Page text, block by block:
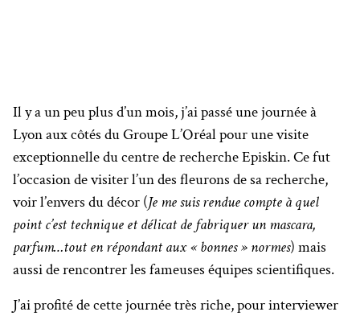
Il y a un peu plus d’un mois, j’ai passé une journée à
Lyon aux côtés du Groupe L’Oréal pour une visite
exceptionnelle du centre de recherche Episkin. Ce fut
l’occasion de visiter l’un des fleurons de sa recherche,
voir l’envers du décor (Je me suis rendue compte à quel
point c’est technique et délicat de fabriquer un mascara,
parfum…tout en répondant aux « bonnes » normes) mais
aussi de rencontrer les fameuses équipes scientifiques.
J’ai profité de cette journée très riche, pour interviewer